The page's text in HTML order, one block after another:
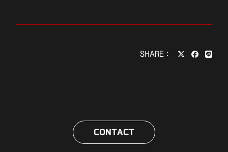
SHARE：
CONTACT